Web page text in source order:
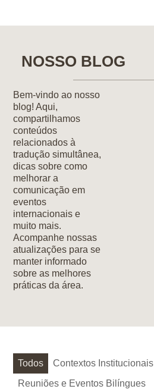
NOSSO BLOG
Bem-vindo ao nosso
blog! Aqui,
compartilhamos
conteúdos
relacionados à
tradução simultânea,
dicas sobre como
melhorar a
comunicação em
eventos
internacionais e
muito mais.
Acompanhe nossas
atualizações para se
manter informado
sobre as melhores
práticas da área.
Contextos Institucionais
Reuniões e Eventos Bilíngues
Todos